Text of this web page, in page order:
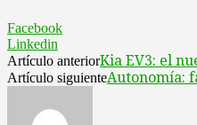
Facebook
Linkedin
Artículo anteriorKia EV3: el
Artículo siguienteAutonomía: